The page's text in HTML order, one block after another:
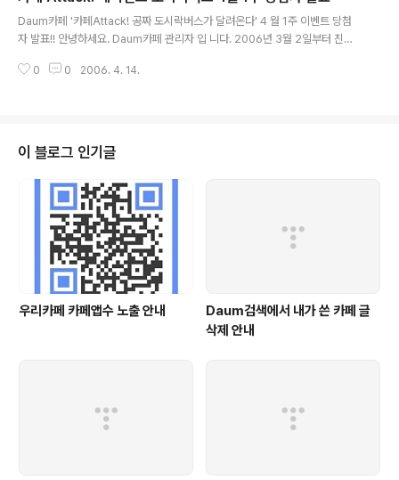
Daum카페 '카페Attack! 공짜 도시락버스가 달려온다' 4 월 1주 이벤트 당첨
자 발표!! 안녕하세요. Daum카페 관리자 입 니다. 2006년 3월 2일부터 진행
카페와 회원 여러분들께 진심으로 감사 드리며, 4월 첫번째 이벤트 당첨자를 발
0 0 2006. 4. 14.
이 블로그 인기글
우리카페 카페앱수 노출 안내
Daum검색에서 내가 쓴 카페 글
삭제 안내